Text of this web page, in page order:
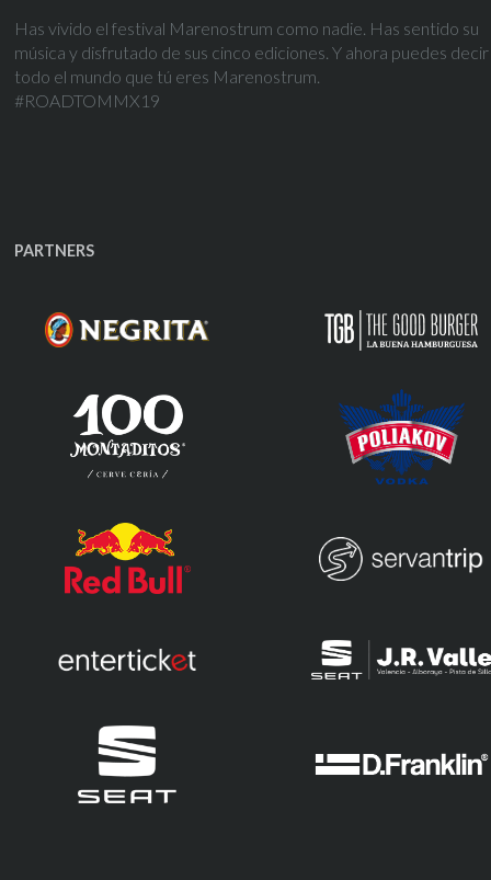
Has vivido el festival Marenostrum como nadie. Has sentido su
música y disfrutado de sus cinco ediciones. Y ahora puedes decir
todo el mundo que tú eres Marenostrum.
#ROADTOMMX19
PARTNERS